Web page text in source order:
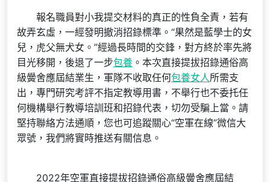
報名職員對小我提交材料的真正的性負全責，若有
故弄玄虛，一經發明撤消招錄標準。“果然是藍學士的女
兒，虎父無犬女。”經過長時間的交鋒，對方終於率先將
目光移開，後退了一步包養 。本次直接提拔招錄通俗高
級黌舍應屆結業生，軍隊不收取任何包養女人所需支
出，專門研究考評不指定教導用書，不舉行也不委托任
何機構舉行教導培訓班和招錄代表，切勿受騙上當。請
堅持聯絡方法通順，您也可追蹤關心“空軍在線”微信大
眾號，我們將實時推送有關信息。
2022年空軍直接提拔招錄通俗高級黌舍應屆結